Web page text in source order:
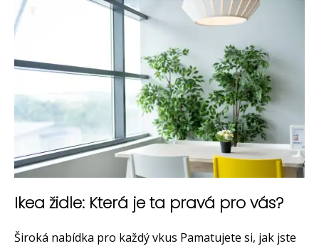
Ikea židle: Která je ta pravá pro vás?
Široká nabídka pro každý vkus Pamatujete si, jak jste